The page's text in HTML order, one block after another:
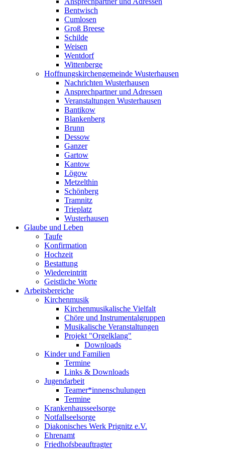
Bentwisch
Cumlosen
Groß Breese
Schilde
Weisen
Wentdorf
Wittenberge
Hoffnungskirchengemeinde Wusterhausen
Nachrichten Wusterhausen
Ansprechpartner und Adressen
Veranstaltungen Wusterhausen
Bantikow
Blankenberg
Brunn
Dessow
Ganzer
Gartow
Kantow
Lögow
Metzelthin
Schönberg
Tramnitz
Trieplatz
Wusterhausen
Glaube und Leben
Taufe
Konfirmation
Hochzeit
Bestattung
Wiedereintritt
Geistliche Worte
Arbeitsbereiche
Kirchenmusik
Kirchenmusikalische Vielfalt
Chöre und Instrumentalgruppen
Musikalische Veranstaltungen
Projekt "Orgelklang"
Downloads
Kinder und Familien
Termine
Links & Downloads
Jugendarbeit
Teamer*innenschulungen
Termine
Krankenhausseelsorge
Notfallseelsorge
Diakonisches Werk Prignitz e.V.
Ehrenamt
Friedhofsbeauftragter